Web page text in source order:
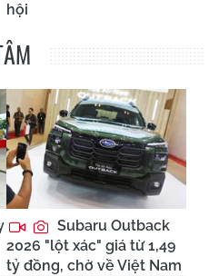
hội
Subaru Outback
2026 "lột xác" giá từ 1,49
tỷ đồng, chờ về Việt Nam